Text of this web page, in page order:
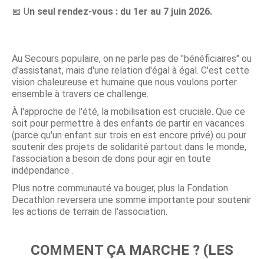
📅 Un seul rendez-vous : du 1er au 7 juin 2026.
Au Secours populaire, on ne parle pas de "bénéficiaires" ou
d'assistanat, mais d'une relation d'égal à égal. C'est cette
vision chaleureuse et humaine que nous voulons porter
ensemble à travers ce challenge.
À l'approche de l'été, la mobilisation est cruciale. Que ce
soit pour permettre à des enfants de partir en vacances
(parce qu'un enfant sur trois en est encore privé) ou pour
soutenir des projets de solidarité partout dans le monde,
l'association a besoin de dons pour agir en toute
indépendance .
Plus notre communauté va bouger, plus la Fondation
Decathlon reversera une somme importante pour soutenir
les actions de terrain de l'association.
COMMENT ÇA MARCHE ? (LES